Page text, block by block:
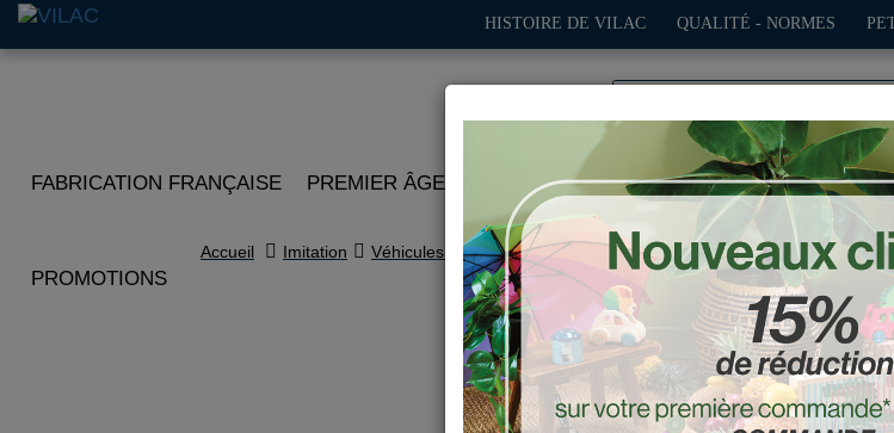
HISTOIRE DE VILAC QUALITÉ - NORMES
FABRICATION FRANÇAISE PREMIER ÂGE IMITATION PLEIN AIR JEUX DÉCO-
PROMOTIONS
Accueil Imitation Véhicules de collection
Mini course